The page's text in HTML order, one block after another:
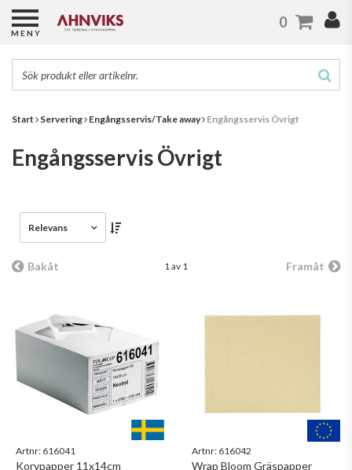
Start Servering Engångsservis/Take away Engångsservis Övrigt
Engångsservis Övrigt
Relevans
Bakåt 1 av 1 Framåt
Artnr: 616041
Korvpapper 11x14cm
Artnr: 616042
Wrap Bloom Gräspapper
MENY
0